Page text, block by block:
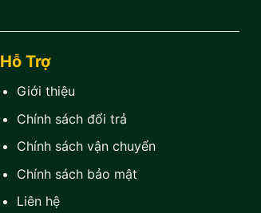
Hỗ Trợ
Giới thiệu
Chính sách đổi trả
Chính sách vận chuyển
Chính sách bảo mật
Liên hệ